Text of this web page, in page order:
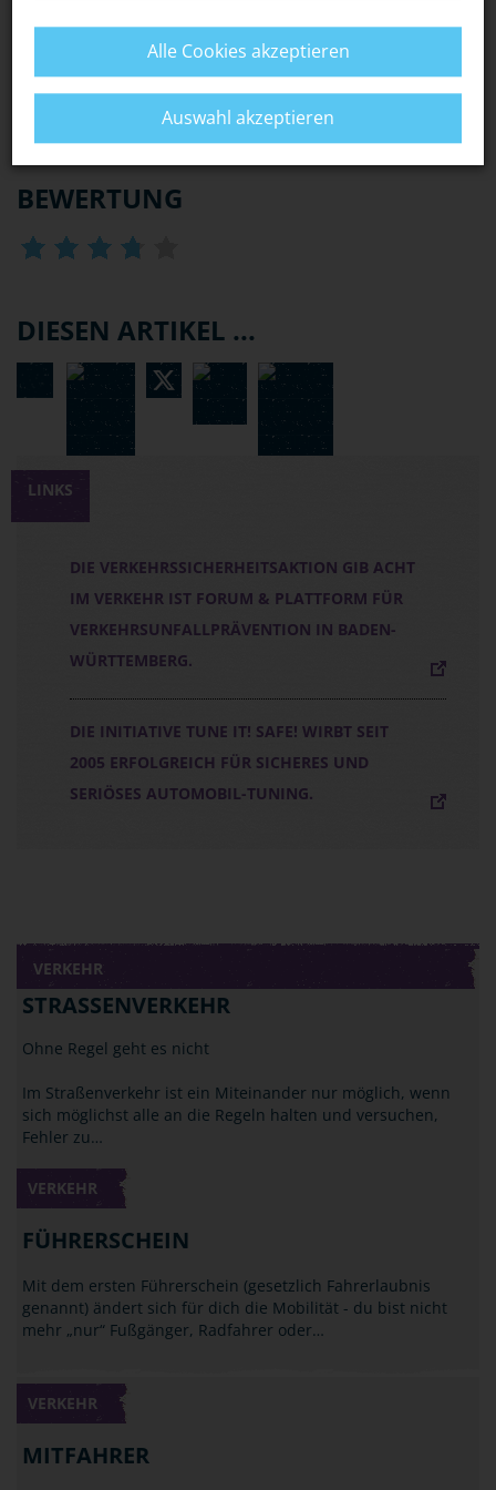
verlängern.
WAS PASSIERT, WENN ICH MIT EINER "FRISIERTEN"
BEWERTUNG
DIESEN ARTIKEL ...
LINKS
DIE VERKEHRSSICHERHEITSAKTION GIB ACHT
IM VERKEHR IST FORUM & PLATTFORM FÜR
VERKEHRSUNFALLPRÄVENTION IN BADEN-
WÜRTTEMBERG.
DIE INITIATIVE TUNE IT! SAFE! WIRBT SEIT
2005 ERFOLGREICH FÜR SICHERES UND
SERIÖSES AUTOMOBIL-TUNING.
VERKEHR
STRASSENVERKEHR
Ohne Regel geht es nicht
Im Straßenverkehr ist ein Miteinander nur möglich, wenn
sich möglichst alle an die Regeln halten und versuchen,
Fehler zu…
VERKEHR
FÜHRERSCHEIN
Mit dem ersten Führerschein (gesetzlich Fahrerlaubnis
genannt) ändert sich für dich die Mobilität - du bist nicht
mehr „nur“ Fußgänger, Radfahrer oder…
VERKEHR
MITFAHRER
Alle Cookies akzeptieren
Auswahl akzeptieren